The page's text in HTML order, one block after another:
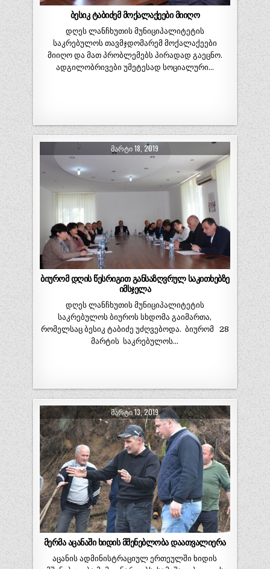
ბესიკ ტაბიძემ მოქალაქეები მიიღო
დღეს ლანჩხუთის მუნიციპალიტეტის
საკრებულოს თავმჯდომარემ მოქალაქეები
მიიღო და მათ პრობლემებს პირადად გაეცნო.
ადგილობრივები უმეტესად სოციალური…
ᲛᲐᲠᲢᲘ 18, 2019
ბიურომ დღის წესრიგით განსაზღვრულ საკითხებზე
იმსჯელა
დღეს ლანჩხუთის მუნიციპალიტეტის
საკრებულოს ბიუროს სხდომა გაიმართა,
რომელსაც ბესიკ ტაბიძე უძღვებოდა. ბიურომ 28
მარტის საკრებულოს…
ᲛᲐᲠᲢᲘ 13, 2019
მერმა აცანაში ხიდის მშენებლობა დაათვალიერა
აცანის ადმინისტრაციულ ერთეულში ხიდის